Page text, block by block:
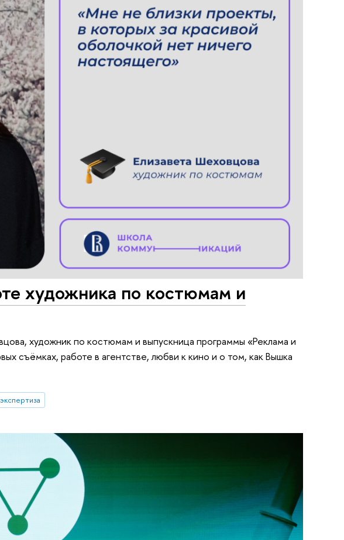
художника по костюмам и
художник по костюмам и выпускница программы «Реклама и
съёмках, работе в агентстве, любви к кино и о том, как Вышка
экспертиза